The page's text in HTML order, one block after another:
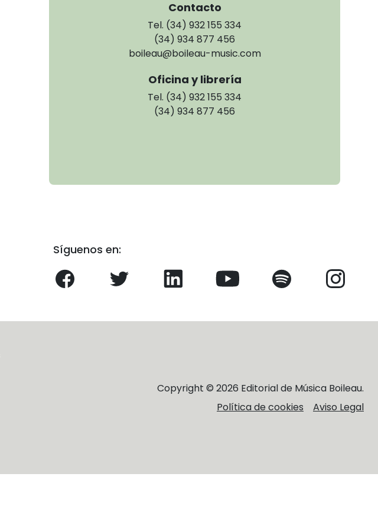
Contacto
Tel. (34) 932 155 334
(34) 934 877 456
boileau@boileau-music.com
Oficina y librería
Tel. (34) 932 155 334
(34) 934 877 456
Síguenos en:
Copyright © 2026 Editorial de Música Boileau.
Política de cookies
Aviso Legal